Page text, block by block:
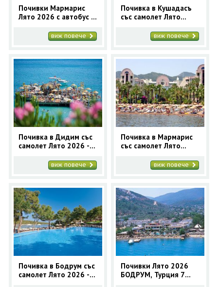
Почивки Мармарис
Лято 2026 с автобус и
виж повече
Почивка в Кушадасъ
със самолет Лято
виж повече
Почивка в Дидим със
самолет Лято 2026 - 7
виж повече
Почивка в Мармарис
със самолет Лято
виж повече
Почивка в Бодрум със
самолет Лято 2026 - 7
Почивки Лято 2026
БОДРУМ, Турция 7